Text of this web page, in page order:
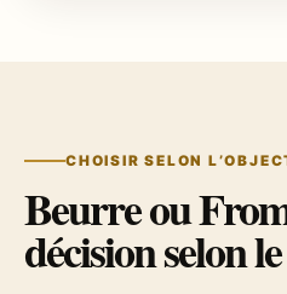
CHOISIR SELON
Beurre ou
décision selon